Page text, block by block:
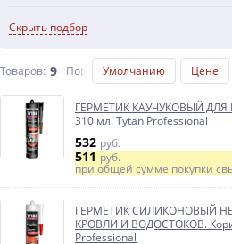
Скрыть подбор
Товаров: 9 По: Умолчанию Цене
ГЕРМЕТИК КАУЧУКОВЫЙ ДЛЯ
310 мл. Tytan Professional
532 руб.
511руб.
при общей сумме покупки
ГЕРМЕТИК СИЛИКОНОВЫЙ
КРОВЛИ И ВОДОСТОКОВ.
Professional